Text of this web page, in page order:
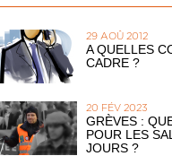
29 AOÛ 2012
A QUELLES
CADRE ?
20 FÉV 2023
GRÈVES :
POUR LES
JOURS ?